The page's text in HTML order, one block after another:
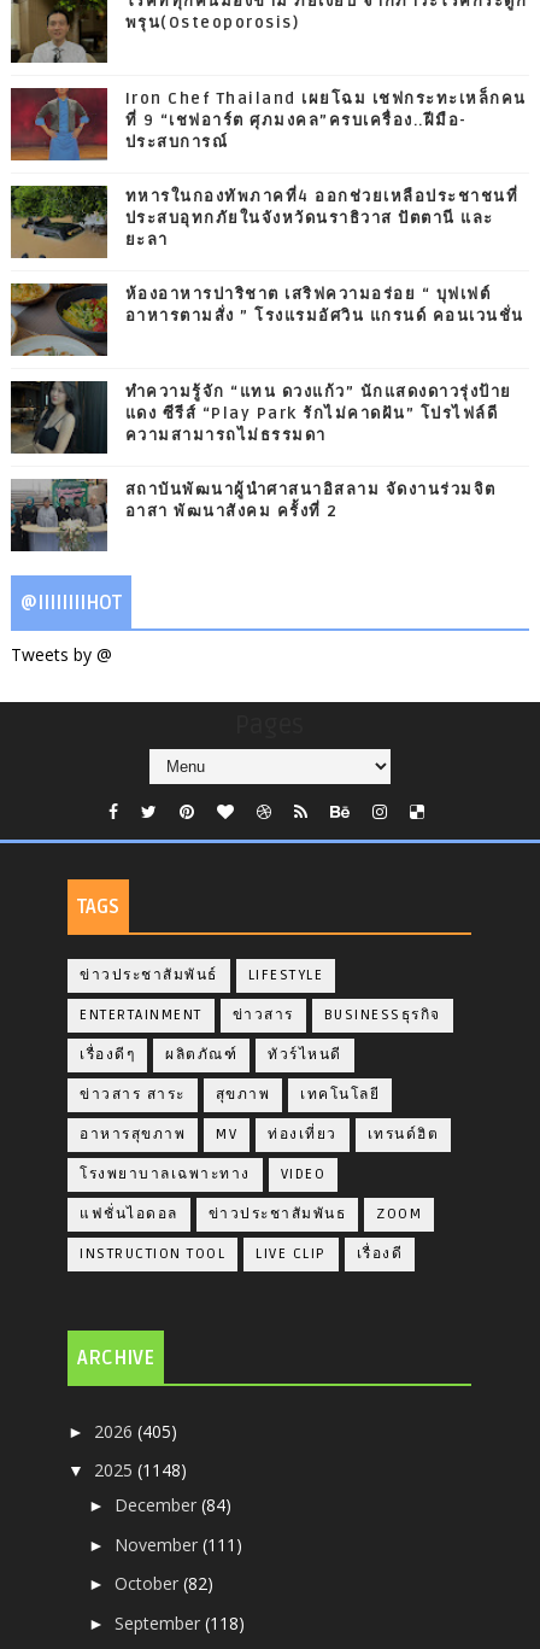
พรุน(Osteoporosis)
Iron Chef Thailand เผยโฉม เชฟกระทะเหล็กคน
ที่ 9 “เชฟอาร์ต ศุภมงคล”ครบเครื่อง..ฝีมือ-
ประสบการณ์
ทหารในกองทัพภาคที่4 ออกช่วยเหลือประชาชนที่
ประสบอุทกภัยในจังหวัดนราธิวาส ปัตตานี และ
ยะลา
ห้องอาหารปาริชาต เสริฟความอร่อย “ บุฟเฟต์
อาหารตามสั่ง ” โรงแรมอัศวิน แกรนด์ คอนเวนชั่น
ทำความรู้จัก “แทน ดวงแก้ว” นักแสดงดาวรุ่งป้าย
แดง ซีรีส์ “Play Park รักไม่คาดฝัน” โปรไฟล์ดี
ความสามารถไม่ธรรมดา
สถาบันพัฒนาผู้นำศาสนาอิสลาม จัดงานร่วมจิต
อาสา พัฒนาสังคม ครั้งที่ 2
@IIIIIIIIHOT
Tweets by @
TAGS
ข่าวประชาสัมพันธ์ LIFESTYLE
ENTERTAINMENT ข่าวสาร BUSINESSธุรกิจ
เรื่องดีๆ ผลิตภัณฑ์ ทัวร์ไหนดี
ข่าวสาร สาระ สุขภาพ เทคโนโลยี
อาหารสุขภาพ MV ท่องเที่ยว เทรนด์ฮิต
โรงพยาบาลเฉพาะทาง VIDEO
แฟชั่นไอดอล ข่าวประชาสัมพันธ ZOOM
INSTRUCTION TOOL LIVE CLIP เรื่องดี
ARCHIVE
► 2026(405)
▼ 2025(1148)
► December(84)
► November(111)
►October(82)
►September(118)